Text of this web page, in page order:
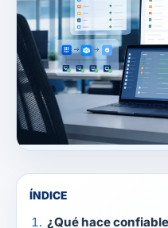
ÍNDICE
¿Qué hace